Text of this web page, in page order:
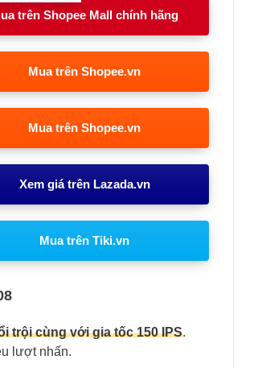
trên Shopee Mall chính hãng
Mua trên Shopee.vn
Mua trên Shopee.vn
Xem giá trên Lazada.vn
Mua trên Tiki.vn
trội cùng với gia tốc 150 IPS.
lượt nhấn.